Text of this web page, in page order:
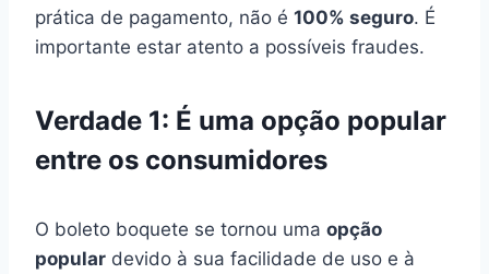
prática de pagamento, não é 100% seguro. É
importante estar atento a possíveis fraudes.
Verdade 1: É uma opção popular
entre os consumidores
O boleto boquete se tornou uma opção
popular devido à sua facilidade de uso e à